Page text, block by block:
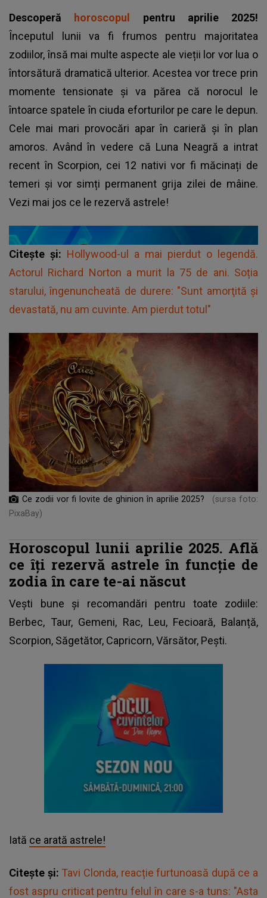
Descoperă horoscopul pentru aprilie 2025!
Începutul lunii va fi frumos pentru majoritatea
zodiilor, însă mai multe aspecte ale vieții lor vor lua o
întorsătură dramatică ulterior. Acestea vor trece prin
momente tensionate și va părea că norocul le
întoarce spatele în ciuda eforturilor pe care le depun.
Cele mai mari provocări apar în carieră și în plan
amoros. Având în vedere că Luna Neagră a intrat
recent în Scorpion, cei 12 nativi vor fi măcinați de
temeri și vor simți permanent grija zilei de mâine.
Vezi mai jos ce le rezervă astrele!
Citește și: Hollywood-ul a mai pierdut o legendă.
Actorul Richard Norton a murit la 75 de ani. Soția
starului, îngenuncheată de durere: "Sunt amorţită şi
devastată, nu am cuvinte. Am pierdut totul"
Ce zodii vor fi lovite de ghinion în aprilie 2025?
(sursa foto:
PixaBay)
Horoscopul lunii aprilie 2025. Află
ce îți rezervă astrele în funcție de
zodia în care te-ai născut
Vești bune și recomandări pentru toate zodiile:
Berbec, Taur, Gemeni, Rac, Leu, Fecioară, Balanță,
Scorpion, Săgetător, Capricorn, Vărsător, Pești.
Iată ce arată astrele!
Citește și: Tavi Clonda, reacție furtunoasă după ce a
fost aspru criticat pentru felul în care s-a tuns: "Asta